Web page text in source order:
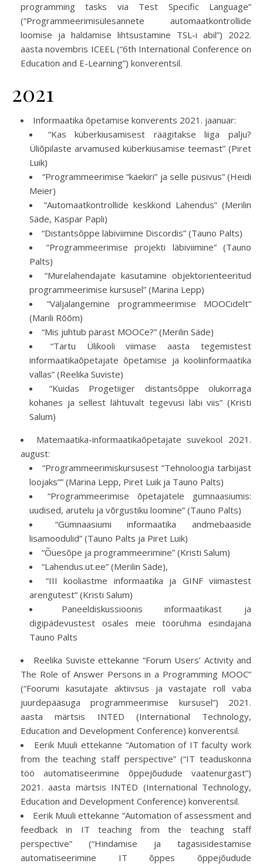
programming tasks via Test Specific Language”
(“Programmeerimisülesannete automaatkontrollide
loomise ja haldamise lihtsustamine TSL-i abil”) 2022.
aasta novembris ICEEL (“6th International Conference on
Education and E-Learning”) konverentsil.
2021
Informaatika õpetamise konverents 2021. jaanuar:
“Kas küberkiusamisest räägitakse liiga palju?
Üliõpilaste arvamused küberkiusamise teemast” (Piret
Luik)
“Programmeerimise “käekiri” ja selle püsivus” (Heidi
Meier)
“Automaatkontrollide keskkond Lahendus” (Merilin
Säde, Kaspar Papli)
“Distantsõppe läbiviimine Discordis” (Tauno Palts)
“Programmeerimise projekti läbiviimine” (Tauno
Palts)
“Murelahendajate kasutamine objektorienteeritud
programmeerimise kursusel” (Marina Lepp)
“Väljalangemine programmeerimise MOOCidelt”
(Marili Rõõm)
“Mis juhtub pärast MOOCe?” (Merilin Säde)
“Tartu Ülikooli viimase aasta tegemistest
informaatikaõpetajate õpetamise ja kooliinformaatika
vallas” (Reelika Suviste)
“Kuidas Progetiiger distantsõppe olukorraga
kohanes ja sellest lähtuvalt tegevusi läbi viis” (Kristi
Salum)
Matemaatika-informaatikaõpetajate suvekool 2021.
august:
“Programmeerimiskursusest “Tehnoloogia tarbijast
loojaks”” (Marina Lepp, Piret Luik ja Tauno Palts)
“Programmeerimise õpetajatele gümnaasiumis:
uudised, arutelu ja võrgustiku loomine” (Tauno Palts)
“Gümnaasiumi informaatika andmebaaside
lisamoodulid” (Tauno Palts ja Piret Luik)
“Õuesõpe ja programmeerimine” (Kristi Salum)
“Lahendus.ut.ee” (Merilin Säde),
“III kooliastme informaatika ja GINF viimastest
arengutest” (Kristi Salum)
Paneeldiskussioonis informaatikast ja
digipädevustest osales meie töörühma esindajana
Tauno Palts
Reelika Suviste ettekanne “Forum Users’ Activity and
The Role of Answer Persons in a Programming MOOC”
(“Foorumi kasutajate aktiivsus ja vastajate roll vaba
juurdepääsuga programmeerimise kursusel”) 2021.
aasta märtsis INTED (International Technology,
Education and Development Conference) konverentsil.
Eerik Muuli ettekanne “Automation of IT faculty work
from the teaching staff perspective” (“IT teaduskonna
töö automatiseerimine õppejõudude vaatenurgast”)
2021. aasta märtsis INTED (International Technology,
Education and Development Conference) konverentsil.
Eerik Muuli ettekanne “Automation of assessment and
feedback in IT teaching from the teaching staff
perspective” (“Hindamise ja tagasisidestamise
automatiseerimine IT õppes õppejõudude